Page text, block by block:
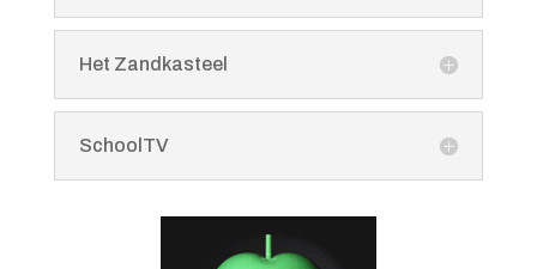
Het Zandkasteel
SchoolTV